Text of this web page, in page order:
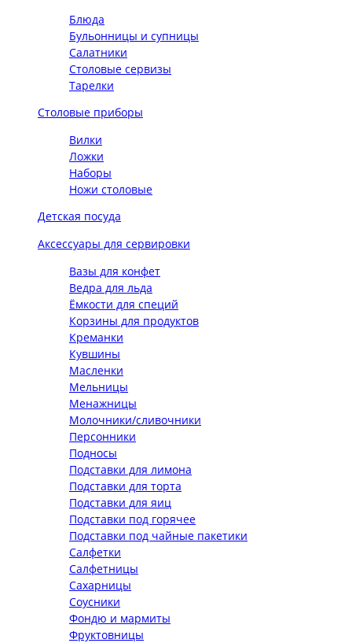
Блюда
Бульонницы и супницы
Салатники
Столовые сервизы
Тарелки
Столовые приборы
Вилки
Ложки
Наборы
Ножи столовые
Детская посуда
Аксессуары для сервировки
Вазы для конфет
Ведра для льда
Ёмкости для специй
Корзины для продуктов
Креманки
Кувшины
Масленки
Мельницы
Менажницы
Молочники/сливочники
Персонники
Подносы
Подставки для лимона
Подставки для торта
Подставки для яиц
Подставки под горячее
Подставки под чайные пакетики
Салфетки
Салфетницы
Сахарницы
Соусники
Фондю и мармиты
Фруктовницы